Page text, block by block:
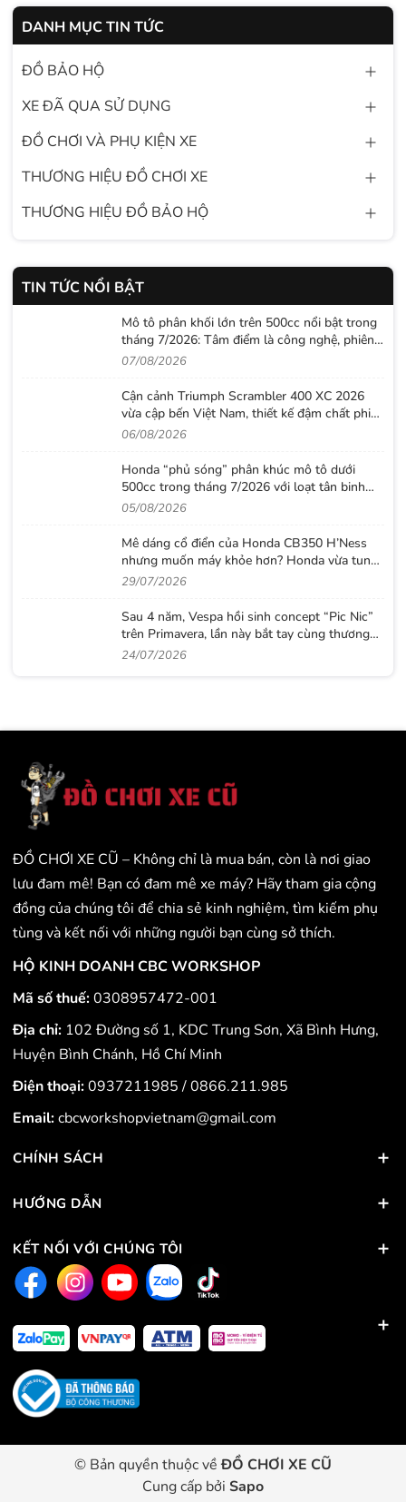
DANH MỤC TIN TỨC
ĐỒ BẢO HỘ
XE ĐÃ QUA SỬ DỤNG
ĐỒ CHƠI VÀ PHỤ KIỆN XE
THƯƠNG HIỆU ĐỒ CHƠI XE
THƯƠNG HIỆU ĐỒ BẢO HỘ
TIN TỨC NỔI BẬT
Mô tô phân khối lớn trên 500cc nổi bật trong
tháng 7/2026: Tâm điểm là công nghệ, phiên
bản giới hạn và những cấu hình “đỉnh”
07/08/2026
Cận cảnh Triumph Scrambler 400 XC 2026
vừa cập bến Việt Nam, thiết kế đậm chất phiêu
lưu cùng mức giá dễ tiếp cận
06/08/2026
Honda “phủ sóng” phân khúc mô tô dưới
500cc trong tháng 7/2026 với loạt tân binh
đáng chú ý
05/08/2026
Mê dáng cổ điển của Honda CB350 H’Ness
nhưng muốn máy khỏe hơn? Honda vừa tung
ra lời giải với CB500 mới
29/07/2026
Sau 4 năm, Vespa hồi sinh concept “Pic Nic”
trên Primavera, lần này bắt tay cùng thương
hiệu thời trang Gigi
24/07/2026
ĐỒ CHƠI XE CŨ – Không chỉ là mua bán, còn là nơi giao
lưu đam mê! Bạn có đam mê xe máy? Hãy tham gia cộng
đồng của chúng tôi để chia sẻ kinh nghiệm, tìm kiếm phụ
tùng và kết nối với những người bạn cùng sở thích.
HỘ KINH DOANH CBC WORKSHOP
Mã số thuế:0308957472-001
Địa chỉ: 102 Đường số 1, KDC Trung Sơn, Xã Bình Hưng,
Huyện Bình Chánh, Hồ Chí Minh
Điện thoại:0937211985/0866.211.985
Email:cbcworkshopvietnam@gmail.com
CHÍNH SÁCH
HƯỚNG DẪN
KẾT NỐI VỚI CHÚNG TÔI
© Bản quyền thuộc vềĐỒ CHƠI XE CŨ
Cung cấp bởi Sapo